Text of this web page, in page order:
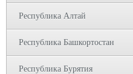
Республика Алтай
Республика Башкортостан
Республика Бурятия